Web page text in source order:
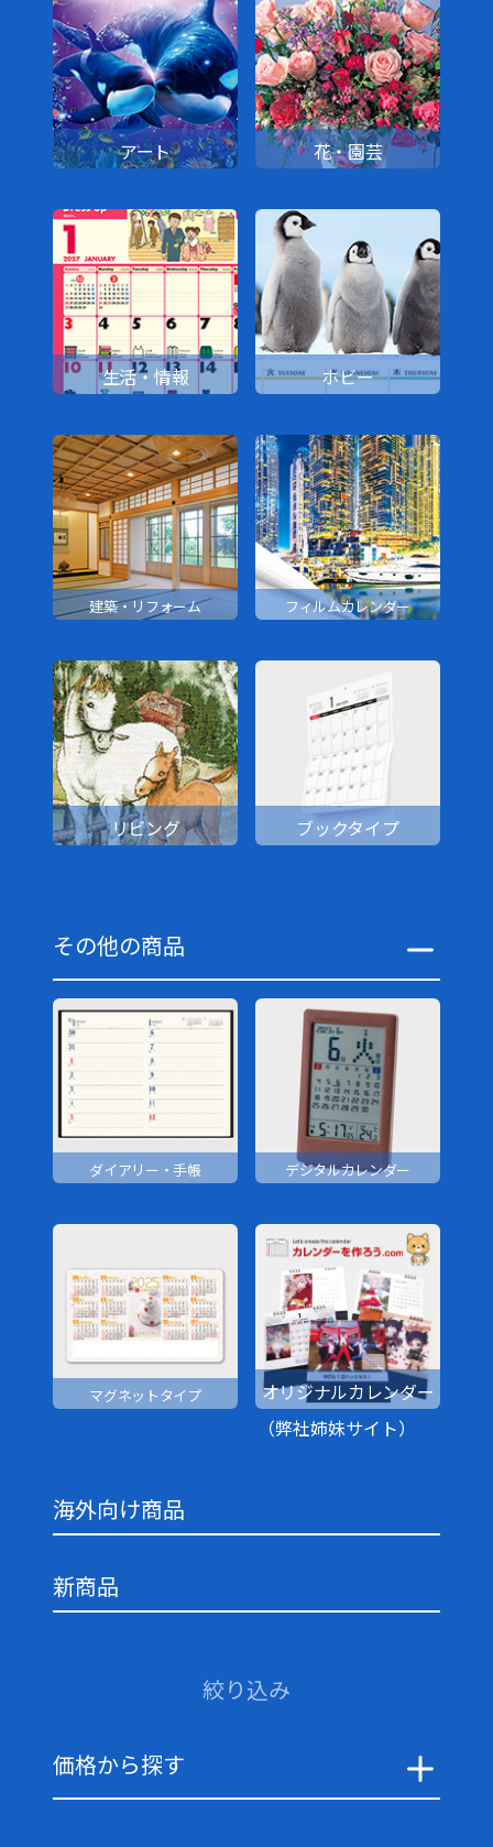
アート 花・園芸
生活・情報 ホビー
建築・リフォーム フィルムカレンダー
リビング ブックタイプ
その他の商品
ダイアリー・手帳 デジタルカレンダー
マグネットタイプ
オリジナルカレンダー
（弊社姉妹サイト）
海外向け商品
新商品
絞り込み
価格から探す